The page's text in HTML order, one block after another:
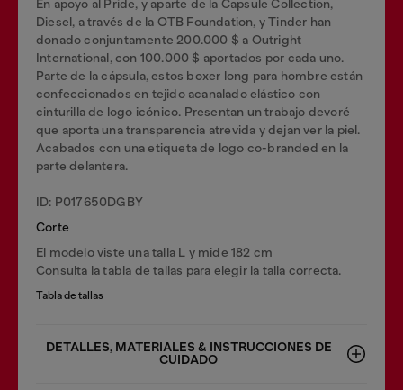
En apoyo al Pride, y aparte de la Capsule Collection,
Diesel, a través de la OTB Foundation, y Tinder han
donado conjuntamente 200.000 $ a Outright
International, con 100.000 $ aportados por cada uno.
Parte de la cápsula, estos boxer long para hombre están
confeccionados en tejido acanalado elástico con
cinturilla de logo icónico. Presentan un trabajo devoré
que aporta una transparencia atrevida y dejan ver la piel.
Acabados con una etiqueta de logo co-branded en la
parte delantera.
ID: P017650DGBY
Corte
El modelo viste una talla L y mide 182 cm
Consulta la tabla de tallas para elegir la talla correcta.
Tabla de tallas
DETALLES, MATERIALES & INSTRUCCIONES DE
CUIDADO